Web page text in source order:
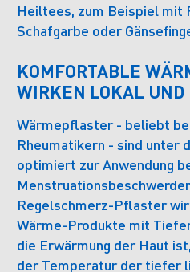
Heiltees, zum Beispiel mit
Schafgarbe oder
KOMFORTABLE
WIRKEN LOKAL
Wärmepflaster - beliebt
Rheumatikern - sind unter
optimiert zur Anwendung
Regelschmerz-Pflaster
Wärme-Produkte mit
die Erwärmung der Haut
der Temperatur der tiefer